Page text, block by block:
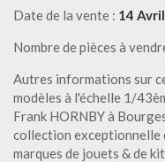
Date de la vente : 14
Nombre de pièces à
Autres informations sur
modèles à l'échelle 1/
Frank HORNBY à
collection exceptionnelle
marques de jouets & de